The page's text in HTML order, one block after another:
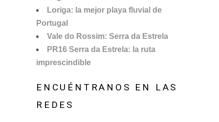
Loriga: la mejor playa fluvial de
Portugal
Vale do Rossim: Serra da Estrela
PR16 Serra da Estrela: la ruta
imprescindible
ENCUÉNTRANOS EN LAS
REDES